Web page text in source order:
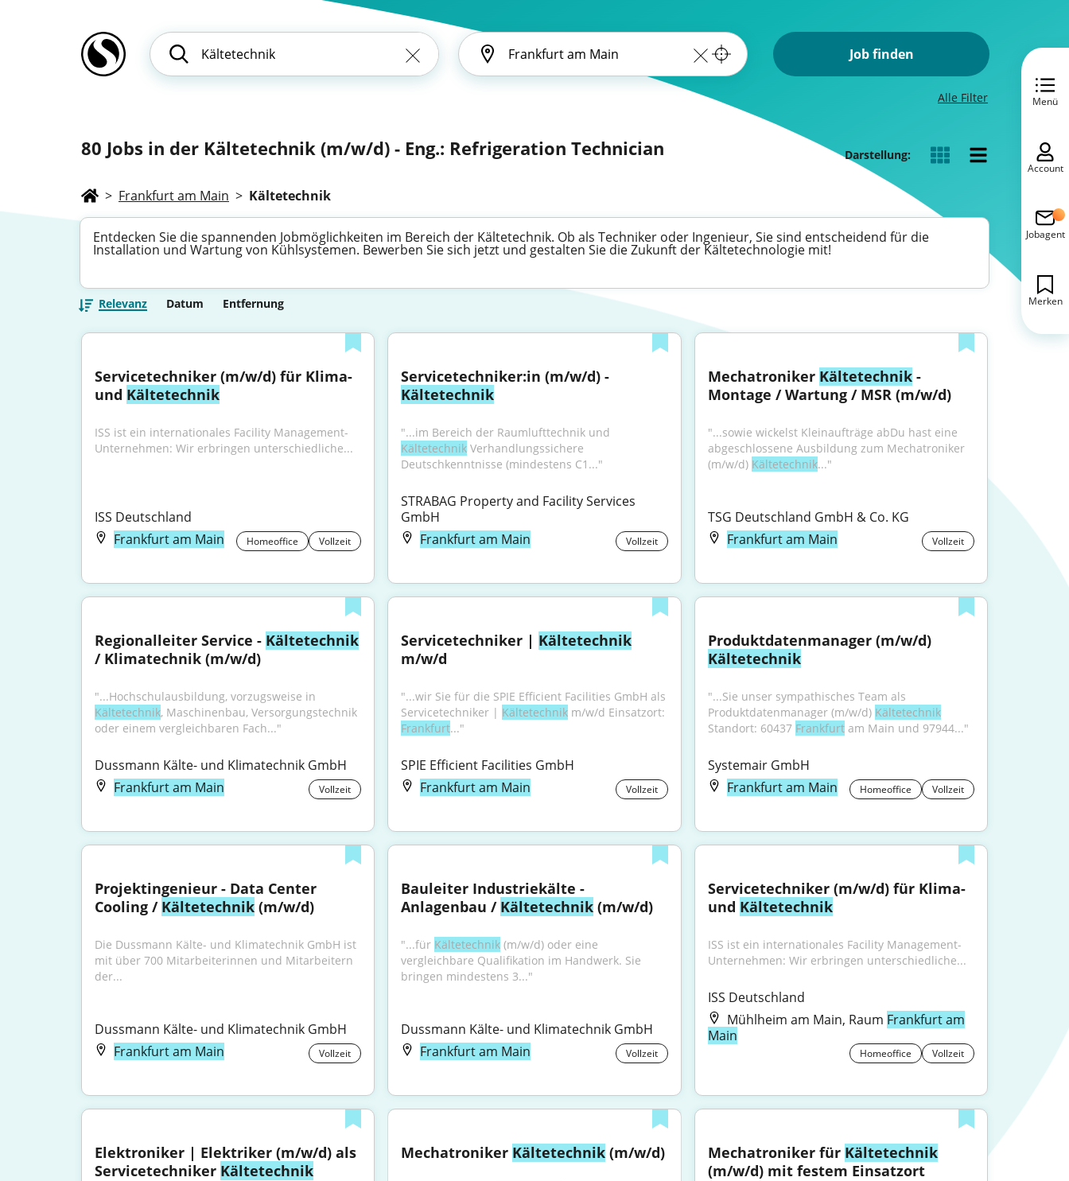
Job finden
Alle Filter
80 Jobs in der Kältetechnik (m/w/d) - Eng.: Refrigeration Technician Darstellung:
> Frankfurt am Main > Kältetechnik
Entdecken Sie die spannenden Jobmöglichkeiten im Bereich der Kältetechnik. Ob als Techniker oder Ingenieur, Sie sind entscheidend für die
Installation und Wartung von Kühlsystemen. Bewerben Sie sich jetzt und gestalten Sie die Zukunft der Kältetechnologie mit!
Relevanz Datum Entfernung
Servicetechniker (m/w/d) für Klima-
und Kältetechnik
ISS ist ein internationales Facility Management-
Unternehmen: Wir erbringen unterschiedliche...
ISS Deutschland
Frankfurt am Main
Homeoffice Vollzeit
Kältetechnik
Kältetechnik Verhandlungssichere
Deutschkenntnisse (mindestens C1..."
STRABAG Property and Facility Services
GmbH
Frankfurt am Main
Vollzeit
Mechatroniker Kältetechnik -
Montage / Wartung / MSR (m/w/d)
"...sowie wickelst Kleinaufträge abDu hast eine
abgeschlossene Ausbildung zum Mechatroniker
(m/w/d) Kältetechnik..."
TSG Deutschland GmbH & Co. KG
Frankfurt am Main
Vollzeit
Regionalleiter Service - Kältetechnik
/ Klimatechnik (m/w/d)
Kältetechnik, Maschinenbau, Versorgungstechnik
oder einem vergleichbaren Fach..."
Dussmann Kälte- und Klimatechnik GmbH
Frankfurt am Main
Vollzeit
Servicetechniker | Kältetechnik
m/w/d
"...wir Sie für die SPIE Efficient Facilities GmbH als
Servicetechniker | Kältetechnik
Frankfurt..."
SPIE Efficient Facilities GmbH
Frankfurt am Main
Vollzeit
Produktdatenmanager (m/w/d)
Kältetechnik
"...Sie unser sympathisches Team als
Produktdatenmanager (m/w/d) Kältetechnik
Standort: 60437 Frankfurt am Main und 97944..."
Systemair GmbH
Frankfurt am Main
Homeoffice Vollzeit
Projektingenieur - Data Center
Cooling / Kältetechnik (m/w/d)
Die Dussmann Kälte- und Klimatechnik GmbH ist
mit über 700 Mitarbeiterinnen und Mitarbeitern
der...
Dussmann Kälte- und Klimatechnik GmbH
Frankfurt am Main
Vollzeit
Bauleiter Industriekälte -
Anlagenbau / Kältetechnik (m/w/d)
"...für Kältetechnik (m/w/d) oder eine
vergleichbare Qualifikation im Handwerk. Sie
bringen mindestens 3..."
Dussmann Kälte- und Klimatechnik GmbH
Frankfurt am Main
Vollzeit
Servicetechniker (m/w/d) für Klima-
und Kältetechnik
ISS ist ein internationales Facility Management-
Unternehmen: Wir erbringen unterschiedliche...
ISS Deutschland
Mühlheim am Main, Raum Frankfurt am
Main
Homeoffice Vollzeit
Elektroniker | Elektriker (m/w/d) als
Servicetechniker Kältetechnik
Mechatroniker Kältetechnik (m/w/d) Mechatroniker für Kältetechnik
(m/w/d) mit festem Einsatzort
Menü
Account
Jobagent
Merken